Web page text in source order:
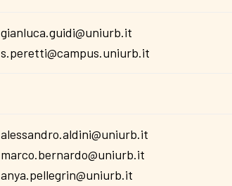
gianluca.guidi@uniurb.it
s.peretti@campus.uniurb.it
alessandro.aldini@uniurb.it
marco.bernardo@uniurb.it
anya.pellegrin@uniurb.it